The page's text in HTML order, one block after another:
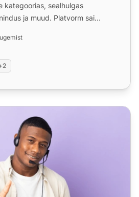
kategoorias, sealhulgas
ja muud. Platvorm sai
kategooria liidriks 2025. aastal